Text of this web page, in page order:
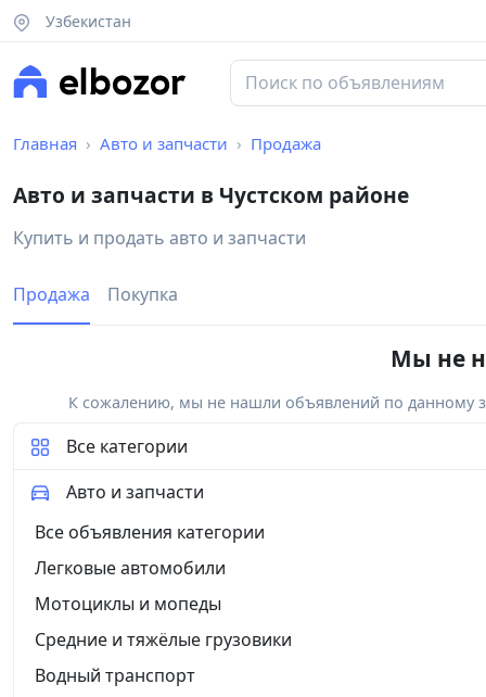
Узбекистан
Главная Авто и запчасти Продажа
Авто и запчасти в Чустском районе
Купить и продать авто и запчасти
Продажа Покупка
Мы не
К сожалению, мы не нашли объявлений по данному
Все категории
Авто и запчасти
Все объявления категории
Легковые автомобили
Мотоциклы и мопеды
Средние и тяжёлые грузовики
Водный транспорт